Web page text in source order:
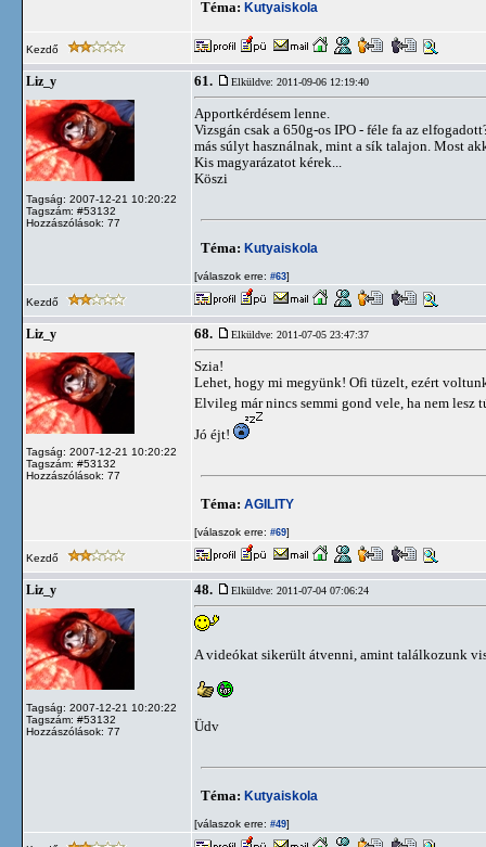
Téma: Kutyaiskola
Kezdő
Liz_y
Tagság: 2007-12-21 10:20:22
Tagszám: #53132
Hozzászólások: 77
61. Elküldve: 2011-09-06 12:19:40
Apportkérdésem lenne.
Vizsgán csak a 650g-os IPO - féle fa az
más súlyt használnak, mint a sík talajon. Most
Kis magyarázatot kérek...
Köszi
Téma: Kutyaiskola
[válaszok erre: #63]
Kezdő
Liz_y
Tagság: 2007-12-21 10:20:22
Tagszám: #53132
Hozzászólások: 77
68. Elküldve: 2011-07-05 23:47:37
Szia!
Lehet, hogy mi megyünk! Ofi tüzelt, ezért
Elvileg már nincs semmi gond vele, ha nem
Jó éjt!
Téma: AGILITY
[válaszok erre: #69]
Kezdő
Liz_y
Tagság: 2007-12-21 10:20:22
Tagszám: #53132
Hozzászólások: 77
48. Elküldve: 2011-07-04 07:06:24
A videókat sikerült átvenni, amint találkozunk
Üdv
Téma: Kutyaiskola
[válaszok erre: #49]